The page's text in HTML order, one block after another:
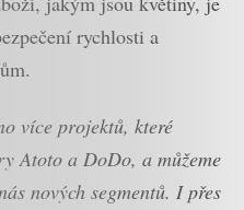
rychlosti a
více projektů, které
Atoto a DoDo, a můžeme
nových segmentů. I přes